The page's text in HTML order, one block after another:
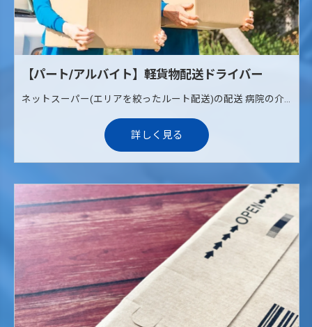
【パート/アルバイト】軽貨物配送ドライバー
詳しく見る